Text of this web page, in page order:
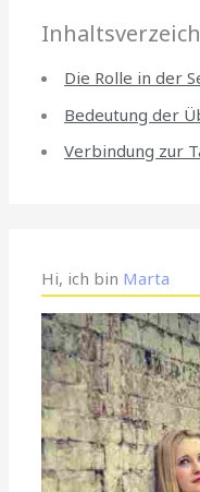
Die Rolle in der
Bedeutung der
Verbindung zur
Hi, ich bin Marta